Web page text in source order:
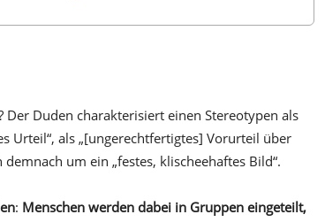
Duden charakterisiert einen Stereotypen als
Urteil“, als „[ungerechtfertigtes] Vorurteil über
um ein „festes, klischeehaftes Bild“.
: Menschen werden dabei in Gruppen eingeteilt,